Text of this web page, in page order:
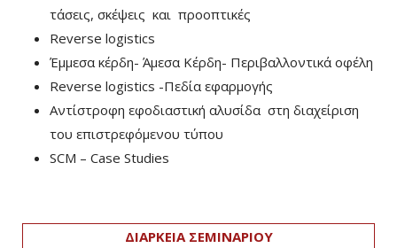
τάσεις, σκέψεις και προοπτικές
Reverse logistics
Έμμεσα κέρδη- Άμεσα Κέρδη- Περιβαλλοντικά οφέλη
Reverse logistics -Πεδία εφαρμογής
Αντίστροφη εφοδιαστική αλυσίδα στη διαχείριση
του επιστρεφόμενου τύπου
SCM – Case Studies
ΔΙΑΡΚΕΙΑ ΣΕΜΙΝΑΡΙΟΥ